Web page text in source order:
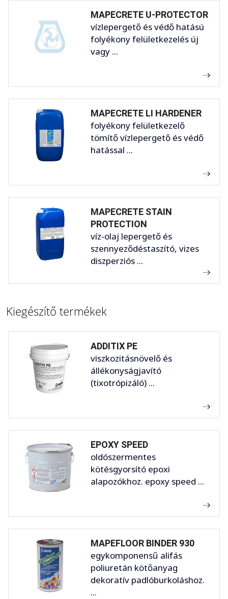
MAPECRETE U-PROTECTOR
vízlepergető és védő hatású
folyékony felületkezelés új
vagy ...
MAPECRETE LI HARDENER
folyékony felületkezelő
tömítő vízlepergető és védő
hatással ...
MAPECRETE STAIN
PROTECTION
víz-olaj lepergető és
szennyeződéstaszító, vizes
diszperziós ...
Kiegészítő termékek
ADDITIX PE
viszkozitásnövelő és
állékonyságjavító
(tixotrópizáló) ...
EPOXY SPEED
oldószermentes
kötésgyorsító epoxi
alapozókhoz. epoxy speed ...
MAPEFLOOR BINDER 930
egykomponensű alifás
poliuretán kötőanyag
dekoratív padlóburkoláshoz.
...